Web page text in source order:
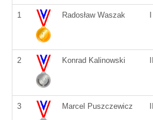
1 Radosław Waszak
2 Konrad Kalinowski
3 Marcel Puszczewicz